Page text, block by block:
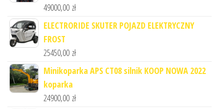
49000,00 zł
ELECTRORIDE SKUTER POJAZD ELEKTRYCZNY
FROST
25450,00 zł
Minikoparka APS CT08 silnik KOOP NOWA 2022
koparka
24900,00 zł